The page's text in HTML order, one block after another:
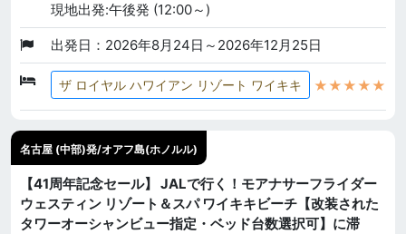
現地出発:午後発 (12:00～)
出発日：2026年8月24日～2026年12月25日
ザ ロイヤル ハワイアン リゾート ワイキキ ★★★★★
名古屋 (中部)発/オアフ島(ホノルル)
【41周年記念セール】 JALで行く！モアナサーフライダー
ウェスティン リゾート＆スパ ワイキキビーチ【改装された
タワーオーシャンビュー指定・ベッド台数選択可】に滞